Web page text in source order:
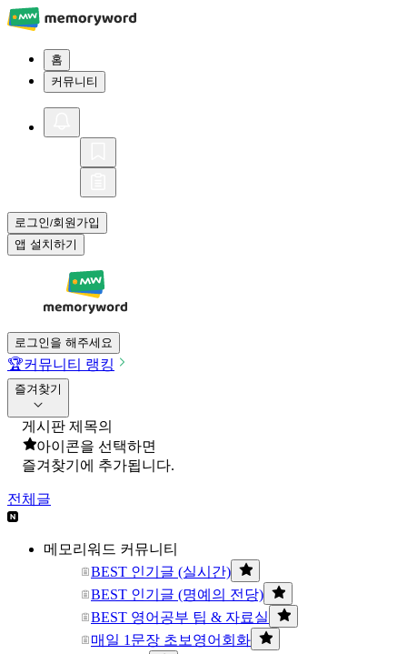
홈
커뮤니티
로그인/회원가입
앱 설치하기
로그인을 해주세요
🏆커뮤니티 랭킹
즐겨찾기
게시판 제목의
아이콘을 선택하면
즐겨찾기에 추가됩니다.
전체글
메모리워드 커뮤니티
BEST 인기글 (실시간)
BEST 인기글 (명예의 전당)
BEST 영어공부 팁 & 자료실
매일 1문장 초보영어회화